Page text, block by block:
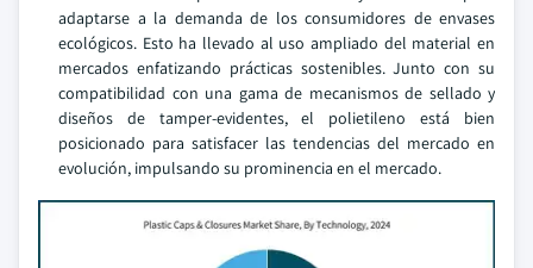
adaptarse a la demanda de los consumidores de envases
ecológicos. Esto ha llevado al uso ampliado del material en
mercados enfatizando prácticas sostenibles. Junto con su
compatibilidad con una gama de mecanismos de sellado y
diseños de tamper-evidentes, el polietileno está bien
posicionado para satisfacer las tendencias del mercado en
evolución, impulsando su prominencia en el mercado.